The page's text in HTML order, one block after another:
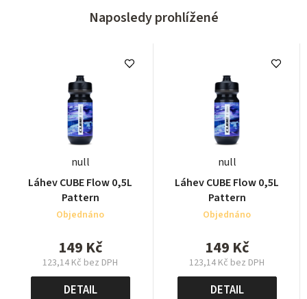
Naposledy prohlížené
null
Láhev CUBE Flow 0,5L
Pattern
Objednáno
149 Kč
123,14 Kč bez DPH
Měrná
cena:
DETAIL
null
Láhev CUBE Flow 0,5L
Pattern
Objednáno
149 Kč
123,14 Kč bez DPH
Měrná
cena:
DETAIL